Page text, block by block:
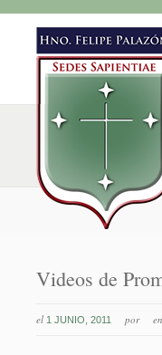
Videos de
el 1 JUNIO, 2011 por en